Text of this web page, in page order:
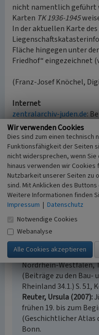
nicht namentlich geführt
Karten TK 1936-1945
In der aktuellen Karte
Fläche hingegen unter
Friedhof“ eingezeichnet
(Franz-Josef Knöchel,
Internet
zentralarchiv-juden.de:
de.wikipedia.org:
(abgerufen 11.05.2023)
alsdorf-online.de: Fotos
u.a. fünf Aufnahmen des
Grabsteine, abgerufen
landkartenarchiv.de:
Eschweiler, Meßtischblatt
landkartenarchiv.de:
Eschweiler, Meßtischblatt
Literatur
Pracht, Elfi (1997)
Nordrhein-Westfalen,
(Beiträge zu den Bau-
Rheinland 34.1.) S. 51,
Reuter, Ursula (2007)
frühen 19. bis zum
(Geschichtlicher Atlas
Bonn.
Wir verwenden Cookies
Dies sind zum einen technisch
Funktionsfähigkeit der Seiten
nicht widersprechen, wenn
hinaus verwenden wir Cookies
Nutzbarkeit unserer Seiten zu
sind. Mit Anklicken des
Weitere Informationen finden
Impressum | Datenschutz
Notwendige Cookies
Webanalyse